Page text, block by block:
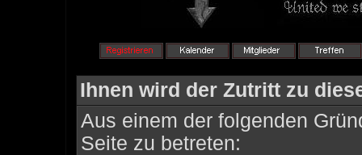
Ihnen wird der Zutritt zu
Aus einem der folgenden
Seite zu betreten: